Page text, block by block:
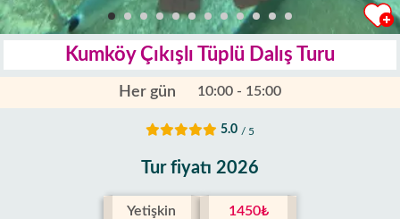
Kumköy Çıkışlı Tüplü Dalış Turu
Her gün 10:00 - 15:00
5.0 / 5
Tur fiyatı 2026
Yetişkin 1450₺